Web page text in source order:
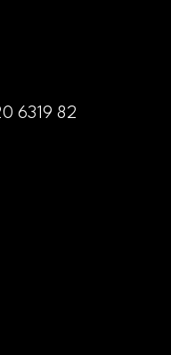
6319 82